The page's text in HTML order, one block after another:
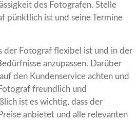
des Fotografen. Stelle
pünktlich ist und seine Termine
der Fotograf flexibel ist und in der
anzupassen. Darüber
den Kundenservice achten und
freundlich und
ist es wichtig, dass der
anbietet und alle relevanten